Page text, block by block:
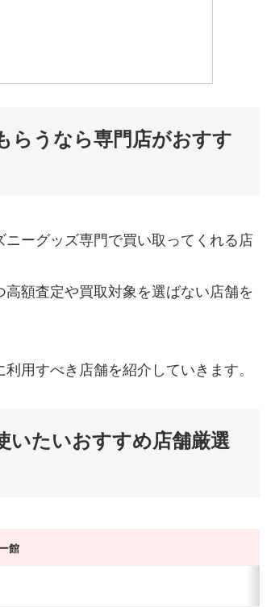
らうなら専門店がおすす
ーグッズ専門で買い取ってくれる店
額査定や買取対象を選ばない店舗を
用すべき店舗を紹介していきます。
いたいおすすめ店舗厳選
館